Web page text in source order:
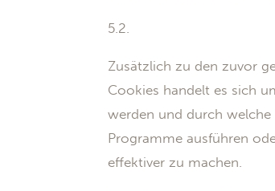
5.2.
Zusätzlich zu den zuvor
Cookies handelt es sich
werden und durch
Programme ausführen
effektiver zu machen.